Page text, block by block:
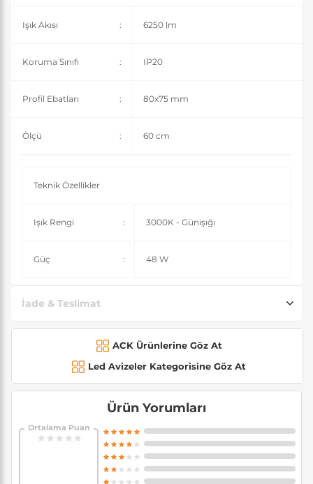
Işık Akısı : 6250 lm
Koruma Sınıfı : IP20
Profil Ebatları : 80x75 mm
Ölçü : 60 cm
Teknik Özellikler
Işık Rengi : 3000K - Günışığı
Güç : 48 W
İade & Teslimat
ACK Ürünlerine Göz At
Led Avizeler Kategorisine Göz At
Ürün Yorumları
Ortalama Puan